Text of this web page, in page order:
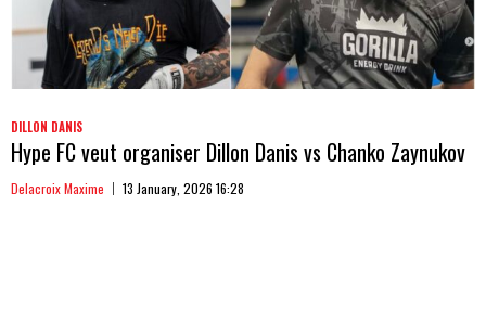
DILLON DANIS
Hype FC veut organiser Dillon Danis vs Chanko Zaynukov
Delacroix Maxime 13 January, 2026 16:28